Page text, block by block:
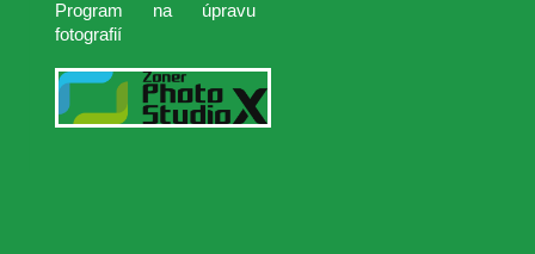
Program na úpravu
fotografií